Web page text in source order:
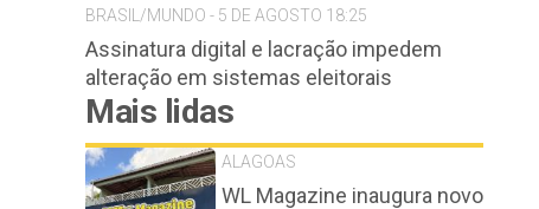
BRASIL/MUNDO - 5 DE AGOSTO 18:25
Assinatura digital e lacração impedem
alteração em sistemas eleitorais
Mais lidas
ALAGOAS
WL Magazine inaugura novo